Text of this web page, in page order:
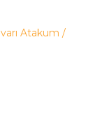
Atakum /